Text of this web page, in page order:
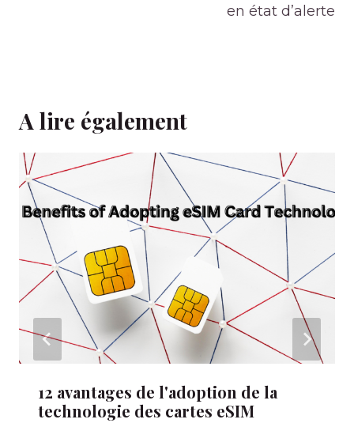
en état d’alerte
A lire également
12 avantages de l'adoption de la
technologie des cartes eSIM